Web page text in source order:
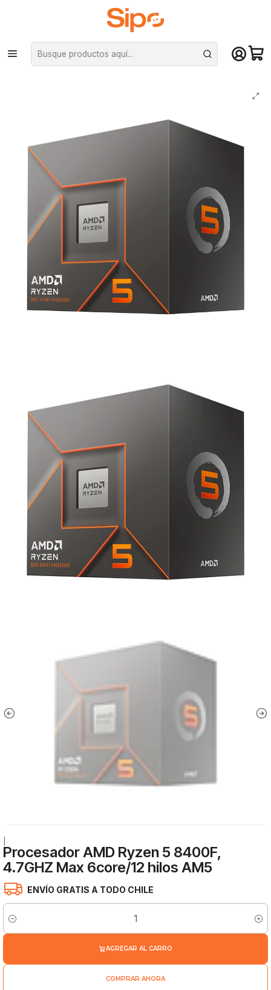
¡Compra hasta mediodía y recibe hoy! De lunes a sábado en el gran
Santiago. Envío gratis desde $29.990
Inicio Componentes PC Procesadores AMD
Procesador AMD Ryzen 5 8400F, 4.7GHZ Max 6core/12 hilos AM5
Procesador AMD Ryzen 5 8400F,
4.7GHZ Max 6core/12 hilos AM5
ENVÍO GRATIS A TODO CHILE
Cantidad
AGREGAR AL CARRO
COMPRAR AHORA